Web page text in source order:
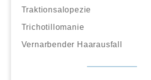
Traktionsalopezie
Trichotillomanie
Vernarbender Haarausfall